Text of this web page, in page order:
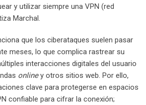
y utilizar siempre una VPN (red
Marchal.
que los ciberataques suelen pasar
meses, lo que complica rastrear su
interacciones digitales del usuario
onliney otros sitios web. Por ello,
clave para protegerse en espacios
confiable para cifrar la conexión;